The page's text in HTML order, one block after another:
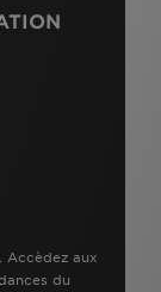
aux
du